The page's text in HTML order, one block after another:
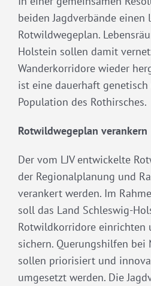
beiden Jagdverbände einen
Rotwildwegeplan.
Holstein sollen damit
Wanderkorridore wieder
ist eine dauerhaft
Population des Rothirsches.
Rotwildwegeplan verankern
Der vom LJV entwickelte
der Regionalplanung und
verankert werden. Im
soll das Land Schleswig-
Rotwildkorridore einrichten
sichern. Querungshilfen bei
sollen priorisiert und
umgesetzt werden. Die